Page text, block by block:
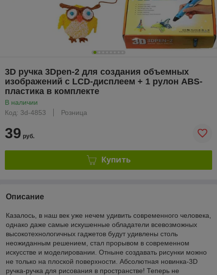
3D ручка 3Dpen-2 для создания объемных
изображений с LCD-дисплеем + 1 рулон ABS-
пластика в комплекте
В наличии
Код: 3d-4853
Розница
39 руб.
Купить
Описание
Казалось, в наш век уже нечем удивить современного человека,
однако даже самые искушенные обладатели всевозможных
высокотехнологичных гаджетов будут удивлены столь
неожиданным решением, стал прорывом в современном
искусстве и моделировании. Отныне создавать рисунки можно
не только на плоской поверхности. Абсолютная новинка-3D
ручка-ручка для рисования в пространстве! Теперь не